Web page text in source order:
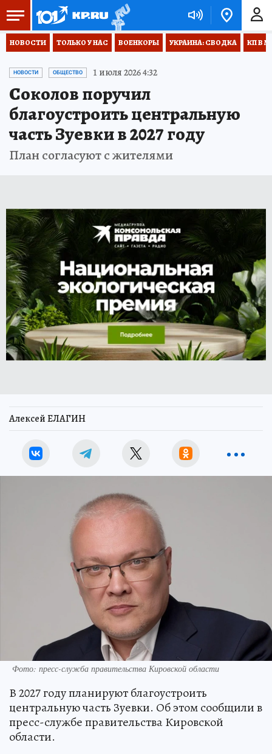
НОВОСТИ ТОЛЬКО У НАС ВОЕНКОРЫ УКРАИНА: СВОДКА КП В
НОВОСТИ ОБЩЕСТВО 1 июля 2026 4:32
Соколов поручил
благоустроить центральную
часть Зуевки в 2027 году
План согласуют с жителями
Алексей ЕЛАГИН
Фото: пресс-служба правительства Кировской области
В 2027 году планируют благоустроить
центральную часть Зуевки. Об этом сообщили в
пресс-службе правительства Кировской
области.